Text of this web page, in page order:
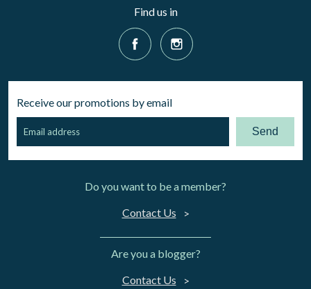
Find us in
Receive our promotions by email
Send
Do you want to be a member?
Contact Us
Are you a blogger?
Contact Us